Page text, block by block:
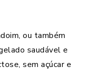
ou também
saudável e
sem açúcar e